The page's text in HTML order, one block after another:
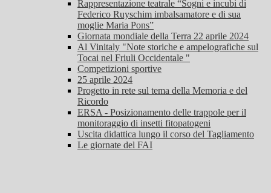
Rappresentazione teatrale “Sogni e incubi di
Federico Ruyschim imbalsamatore e di sua
moglie Maria Pons”
Giornata mondiale della Terra 22 aprile 2024
Al Vinitaly "Note storiche e ampelografiche sul
Tocai nel Friuli Occidentale "
Competizioni sportive
25 aprile 2024
Progetto in rete sul tema della Memoria e del
Ricordo
ERSA - Posizionamento delle trappole per il
monitoraggio di insetti fitopatogeni
Uscita didattica lungo il corso del Tagliamento
Le giornate del FAI